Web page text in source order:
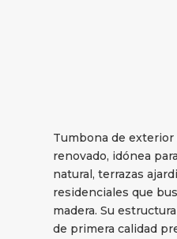
Tumbona de exterior
renovado, idónea
natural, terrazas
residenciales que
madera. Su
de primera calidad